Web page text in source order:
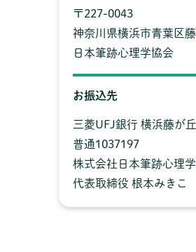
〒227-0043
神奈川県横浜市青葉区
日本筆跡心理学協会
お振込先
三菱UFJ銀行 横浜藤が
普通1037197
株式会社日本筆跡心理
代表取締役 根本みきこ